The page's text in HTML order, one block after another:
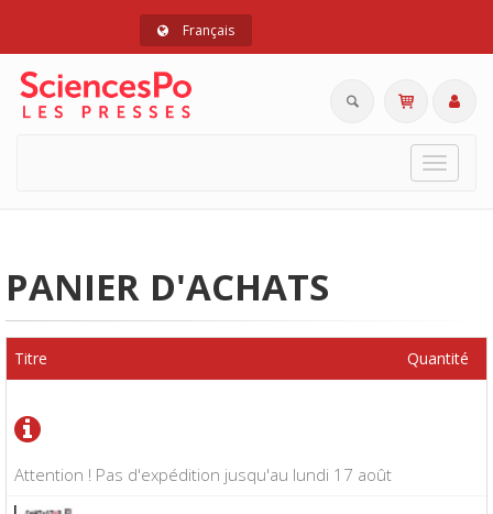
Français
Toggle
PANIER D'ACHATS
Attention ! Pas d'expédition jusqu'au lundi 17 août
Titre Quantité